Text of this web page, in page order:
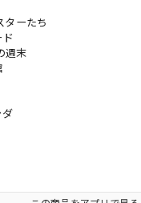
ターたち
週末
ダ